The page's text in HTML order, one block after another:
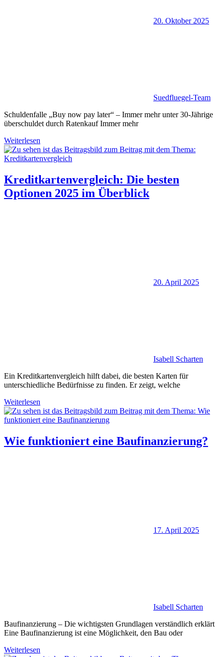
20. Oktober 2025
Suedfluegel-Team
Schuldenfalle „Buy now pay later“ – Immer mehr unter 30-Jährige
überschuldet durch Ratenkauf Immer mehr
Weiterlesen
Kreditkartenvergleich: Die besten
Optionen 2025 im Überblick
20. April 2025
Isabell Scharten
Ein Kreditkartenvergleich hilft dabei, die besten Karten für
unterschiedliche Bedürfnisse zu finden. Er zeigt, welche
Weiterlesen
Wie funktioniert eine Baufinanzierung?
17. April 2025
Isabell Scharten
Baufinanzierung – Die wichtigsten Grundlagen verständlich erklärt
Eine Baufinanzierung ist eine Möglichkeit, den Bau oder
Weiterlesen